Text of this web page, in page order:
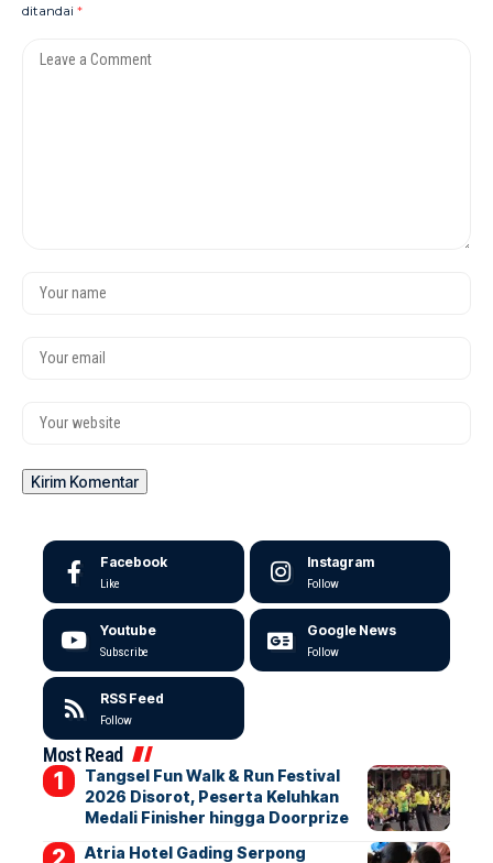
ditandai *
Facebook
Like
Instagram
Follow
Youtube
Subscribe
Google News
Follow
RSS Feed
Follow
Most Read
Tangsel Fun Walk & Run Festival
2026 Disorot, Peserta Keluhkan
Medali Finisher hingga Doorprize
Atria Hotel Gading Serpong